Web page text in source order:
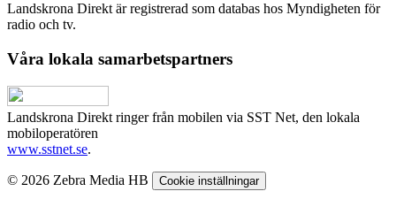
Landskrona Direkt är registrerad som databas hos Myndigheten för
radio och tv.
Våra lokala samarbetspartners
Landskrona Direkt ringer från mobilen via SST Net, den lokala
mobiloperatören
www.sstnet.se.
© 2026 Zebra Media HB Cookie inställningar